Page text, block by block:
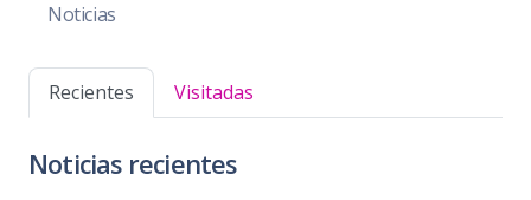
Noticias
Recientes Visitadas
Noticias recientes